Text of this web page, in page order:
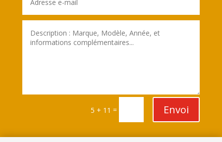
5 + 11 = Envoi